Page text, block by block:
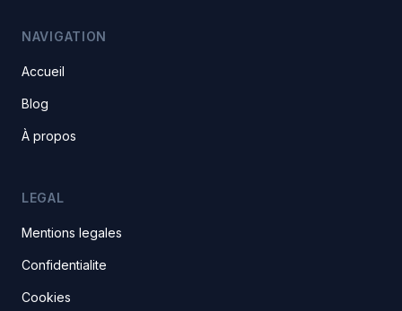
NAVIGATION
Accueil
Blog
À propos
LEGAL
Mentions legales
Confidentialite
Cookies